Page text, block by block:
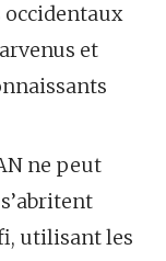
occidentaux
et
ne peut
utilisant les